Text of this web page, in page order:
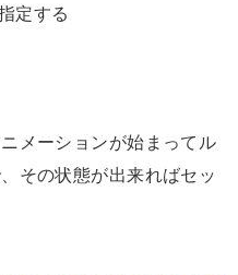
定する
メーションが始まってル
その状態が出来ればセッ